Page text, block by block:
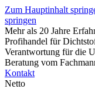
Zum Hauptinhalt
springen
Mehr als 20 Jahre
Profihandel für
Verantwortung für die
Beratung vom
Kontakt
Netto